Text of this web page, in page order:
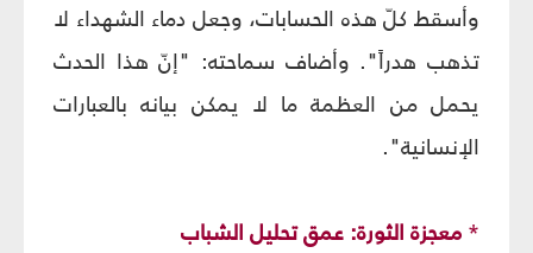
وأسقط كلّ هذه الحسابات، وجعل دماء الشهداء لا
تذهب هدراً". وأضاف سماحته: "إنّ هذا الحدث
يحمل من العظمة ما لا يمكن بيانه بالعبارات
الإنسانية".
* معجزة الثورة: عمق تحليل الشباب